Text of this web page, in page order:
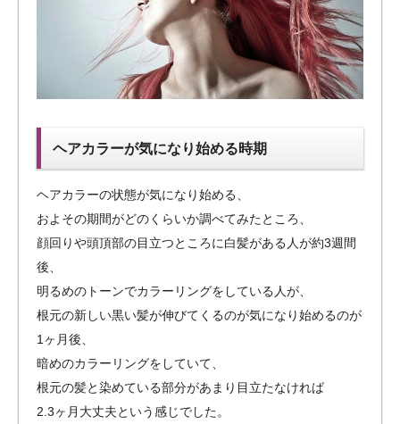
ヘアカラーが気になり始める時期
ヘアカラーの状態が気になり始める、
およその期間がどのくらいか調べてみたところ、
顔回りや頭頂部の目立つところに白髪がある人が約3週間
後、
明るめのトーンでカラーリングをしている人が、
根元の新しい黒い髪が伸びてくるのが気になり始めるのが
1ヶ月後、
暗めのカラーリングをしていて、
根元の髪と染めている部分があまり目立たなければ
2.3ヶ月大丈夫という感じでした。